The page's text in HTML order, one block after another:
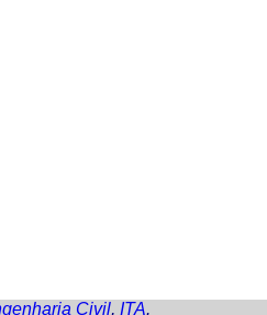
Civil, ITA.